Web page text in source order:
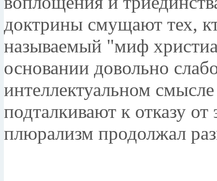
доктрины смущают тех,
называемый "миф
основании довольно
интеллектуальном
подталкивают к отказу
плюрализм продолжал